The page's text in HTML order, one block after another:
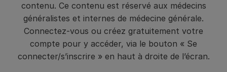
contenu. Ce contenu est réservé aux médecins
généralistes et internes de médecine générale.
Connectez-vous ou créez gratuitement votre
compte pour y accéder, via le bouton « Se
connecter/s’inscrire » en haut à droite de l’écran.